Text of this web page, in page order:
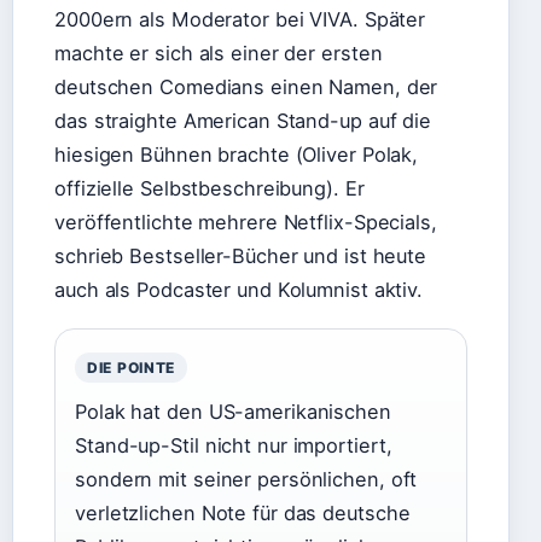
2000ern als Moderator bei VIVA. Später
machte er sich als einer der ersten
deutschen Comedians einen Namen, der
das straighte American Stand-up auf die
hiesigen Bühnen brachte (Oliver Polak,
offizielle Selbstbeschreibung). Er
veröffentlichte mehrere Netflix-Specials,
schrieb Bestseller-Bücher und ist heute
auch als Podcaster und Kolumnist aktiv.
DIE POINTE
Polak hat den US-amerikanischen
Stand-up-Stil nicht nur importiert,
sondern mit seiner persönlichen, oft
verletzlichen Note für das deutsche